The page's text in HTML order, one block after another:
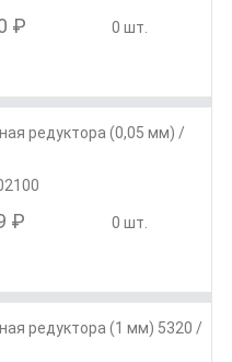
₽ 0 шт.
редуктора (0,05 мм) /
₽ 0 шт.
редуктора (1 мм) 5320 /